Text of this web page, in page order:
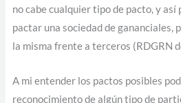
no cabe cualquier tipo de pacto, y así
pactar una sociedad de gananciales,
la misma frente a terceros (RDGRN
A mi entender los pactos posibles
reconocimiento de algún tipo de